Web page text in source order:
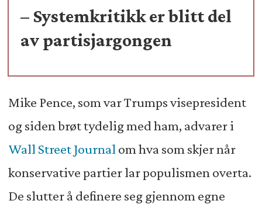
– Systemkritikk er blitt del
av partisjargongen
Mike Pence, som var Trumps visepresident
og siden brøt tydelig med ham, advarer i
Wall Street Journal om hva som skjer når
konservative partier lar populismen overta.
De slutter å definere seg gjennom egne